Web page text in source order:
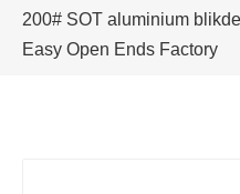
200# SOT aluminium
Easy Open Ends Factory